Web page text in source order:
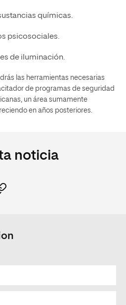
químicas.
psicosociales.
de iluminación.
las herramientas necesarias
de programas de seguridad
un área sumamente
en años posteriores.
noticia